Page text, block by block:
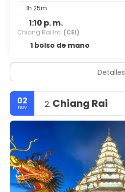
1h 25m
1:10 p. m.
Chiang Rai Intl (CEI)
1 bolso de mano
Detalles
02
nov 2. Chiang Rai